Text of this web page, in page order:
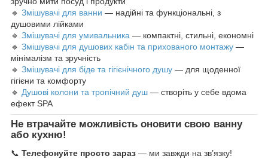
🔹 Змішувачі для ванни — надійні та функціональні, з
душовими лійками
🔹 Змішувачі для умивальника — компактні, стильні, економні
🔹 Змішувачі для душових кабін та прихованого монтажу —
мінімалізм та зручність
🔹 Змішувачі для біде та гігієнічного душу — для щоденної
гігієни та комфорту
🔹 Душові колони та тропічний душ — створіть у себе вдома
ефект SPA
Не втрачайте можливість оновити свою ванну
або кухню!
📞 Телефонуйте просто зараз — ми завжди на зв’язку!